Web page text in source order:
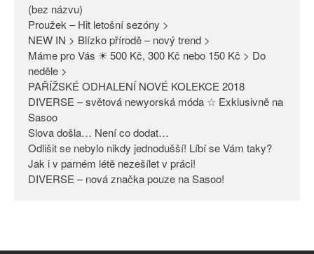
Kč nebo 150 Kč > Do neděle >
PAŘÍŽSKÉ ODHALENÍ NOVÉ
KOLEKCE 2018
móda ☆ Exklusivně na Sasoo
Odlišit se nebylo nikdy
jednodušší! Líbí se Vám taky?
Jak i v parném létě nezešílet v
práci!
(bez názvu)
Proužek – Hit letošní sezóny >
NEW IN > Blízko přírodě – nový trend >
Máme pro Vás ☀ 500 Kč, 300 Kč nebo 150 Kč > Do
neděle >
PAŘÍŽSKÉ ODHALENÍ NOVÉ KOLEKCE 2018
DIVERSE – světová newyorská móda ☆ Exklusivně na
Sasoo
Slova došla… Není co dodat…
Odlišit se nebylo nikdy jednodušší! Líbí se Vám taky?
Jak i v parném létě nezešílet v práci!
DIVERSE – nová značka pouze na Sasoo!